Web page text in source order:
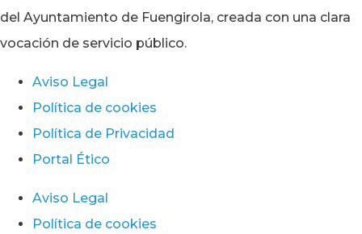
del Ayuntamiento de Fuengirola, creada con una clara
vocación de servicio público.
Aviso Legal
Política de cookies
Política de Privacidad
Portal Ético
Aviso Legal
Política de cookies